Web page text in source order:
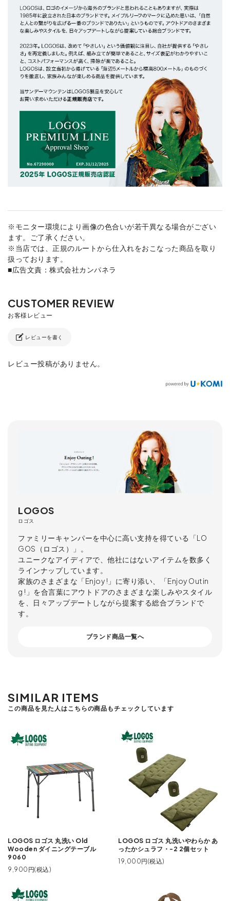
※モニター環境により画像の色合いが若干異なる場合がござい
ます。ご了承ください。
※当店では、正規のルートから仕入れをおこなった商品を取り
扱っております。
■広告文責：株式会社カンパネラ
レビューを書く
レビュー投稿がありません。
LOGOS
ロゴス
ファミリーキャンパーを中心に高い支持を得ている「LO
GOS（ロゴス）」。
ユニークなアイディアで、他社にはないアイテムを数多く
ラインナップしています。
家族のさまざまな「Enjoy !」に寄り添い、「Enjoy Outin
g !」を合言葉にアウトドアのさまざまな楽しみやスタイル
を、日々アップデートしながら提案する総合ブランドで
す。
ブランド商品一覧へ
SIMILAR ITEMS
この商品を見た人はこちらの商品もチェックしています
LOGOS ロゴス 丸洗い Old
Wooden ダイニングテーブル
9060
9,900円(税込)
LOGOS ロゴス 丸洗いやわらか あ
ったかシュラフ・-2 2個セット
19,000円(税込)